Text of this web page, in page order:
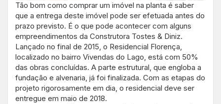
Tão bom como comprar um imóvel na planta é saber
que a entrega deste imóvel pode ser efetuada antes do
prazo previsto. É o que pode acontecer com alguns
empreendimentos da Construtora Tostes & Diniz.
Lançado no final de 2015, o Residencial Florença,
localizado no bairro Vivendas do Lago, está com 50%
das obras concluídas. A parte estrutural, que engloba a
fundação e alvenaria, já foi finalizada. Com as etapas do
projeto rigorosamente em dia, o residencial deve ser
entregue em maio de 2018.